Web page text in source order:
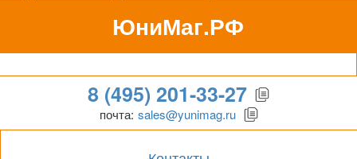
ЮниМаг.РФ
Гипермаркет для бизнеса
8 (495) 201-33-27
почта: sales@yunimag.ru